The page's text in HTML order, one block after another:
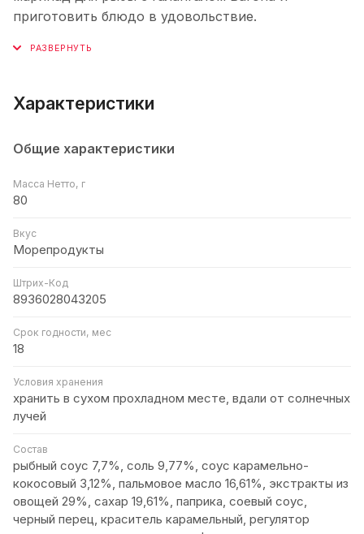
приготовить блюдо в удовольствие.
Характеристики
Общие характеристики
Масса Нетто, г
80
Вкус
Морепродукты
Штрих-Код
8936028043205
Срок годности, мес
18
Условия хранения
хранить в сухом прохладном месте, вдали от солнечных
лучей
Состав
рыбный соус 7,7%, соль 9,77%, соус карамельно-
кокосовый 3,12%, пальмовое масло 16,61%, экстракты из
овощей 29%, сахар 19,61%, паприка, соевый соус,
черный перец, краситель карамельный, регулятор